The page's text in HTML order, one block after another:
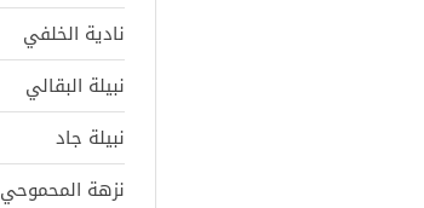
نادية الخلفي
نبيلة البقالي
نبيلة جاد
نزهة المحموحي